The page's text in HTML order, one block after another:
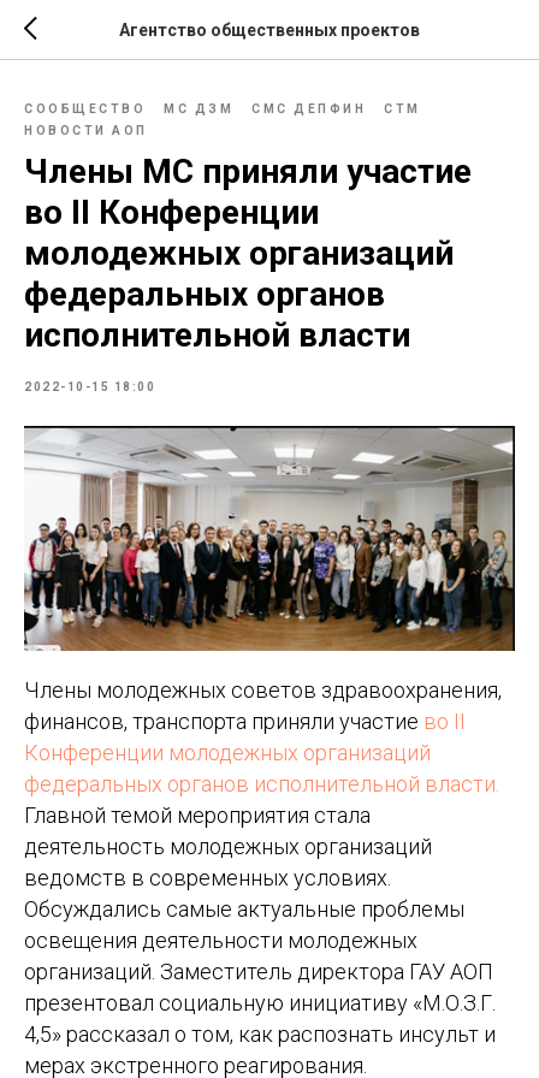
Агентство общественных проектов
СООБЩЕСТВО МС ДЗМ СМС ДЕПФИН
СТМ
НОВОСТИ АОП
Члены МС приняли участие
во II Конференции
молодежных организаций
федеральных органов
исполнительной власти
2022-10-15 18:00
Члены молодежных советов здравоохранения,
финансов, транспорта приняли участие во II
Конференции молодежных организаций
федеральных органов исполнительной власти.
Главной темой мероприятия стала
деятельность молодежных организаций
ведомств в современных условиях.
Обсуждались самые актуальные проблемы
освещения деятельности молодежных
организаций. Заместитель директора ГАУ АОП
презентовал социальную инициативу «М.О.З.Г.
4,5» рассказал о том, как распознать инсульт и
мерах экстренного реагирования.